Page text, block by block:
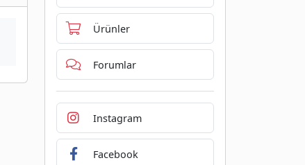
Ürünler
Forumlar
Instagram
Facebook